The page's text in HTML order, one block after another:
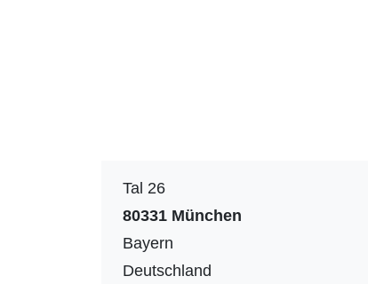
Tal 26
80331 München
Bayern
Deutschland